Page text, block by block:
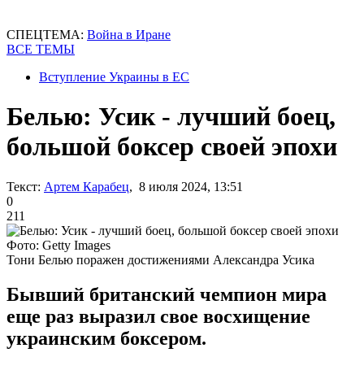
СПЕЦТЕМА: Война в Иране
ВСЕ ТЕМЫ
Вступление Украины в ЕС
Белью: Усик - лучший боец,
большой боксер своей эпохи
Текст: Артем Карабец, 8 июля 2024, 13:51
0
211
Фото: Getty Images
Тони Белью поражен достижениями Александра Усика
Бывший британский чемпион мира
еще раз выразил свое восхищение
украинским боксером.